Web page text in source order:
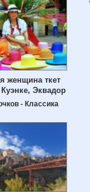
женщина ткет
Эквадор
- Классика